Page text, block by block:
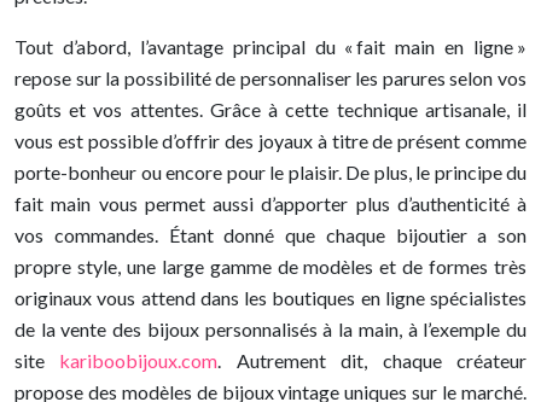
Tout d’abord, l’avantage principal du « fait main en ligne »
repose sur la possibilité de personnaliser les parures selon vos
goûts et vos attentes. Grâce à cette technique artisanale, il
vous est possible d’offrir des joyaux à titre de présent comme
porte-bonheur ou encore pour le plaisir. De plus, le principe du
fait main vous permet aussi d’apporter plus d’authenticité à
vos commandes. Étant donné que chaque bijoutier a son
propre style, une large gamme de modèles et de formes très
originaux vous attend dans les boutiques en ligne spécialistes
de la vente des bijoux personnalisés à la main, à l’exemple du
site kariboobijoux.com. Autrement dit, chaque créateur
propose des modèles de bijoux vintage uniques sur le marché.